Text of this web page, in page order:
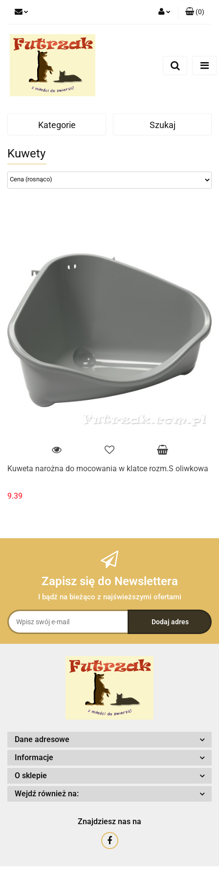
(0)
Kategorie Szukaj
Kuwety
Kuweta narożna do mocowania w klatce rozm.S oliwkowa
9.39
Zapisz się do Newslettera
I bądź na bieżąco z najświeższymi ofertami
Dane adresowe
Informacje
O sklepie
Wejdź również na:
Znajdziesz nas na